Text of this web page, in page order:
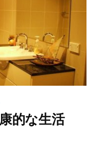
的な生活